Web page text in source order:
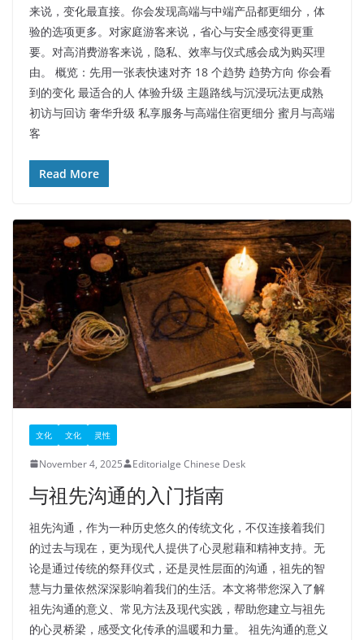
来说，变化最直接。你会发现高端与中端产品都更细分，体
验的选项更多。对家庭游客来说，省心与安全感变得更重
要。对高消费游客来说，隐私、效率与仪式感会成为购买理
由。 概览：先用一张表快速对齐 18 个趋势 趋势方向 你会看
到的变化 最适合的人 体验升级 主题路线与沉浸玩法更成熟
初访与回访 奢华升级 私享服务与高端住宿更细分 蜜月与高端
客
Read More
文化 文化 灵性
November 4, 2025 Editorialge Chinese Desk
与祖先沟通的入门指南
祖先沟通，作为一种历史悠久的传统文化，不仅连接着我们
的过去与现在，更为现代人提供了心灵慰藉和精神支持。无
论是通过传统的祭拜仪式，还是灵性层面的沟通，祖先的智
慧与力量依然深深影响着我们的生活。本文将带您深入了解
祖先沟通的意义、常见方法及现代实践，帮助您建立与祖先
的心灵桥梁，感受文化传承的温暖和力量。 祖先沟通的意义